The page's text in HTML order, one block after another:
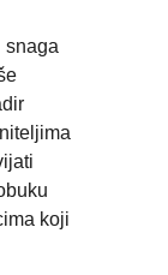
snaga
koji